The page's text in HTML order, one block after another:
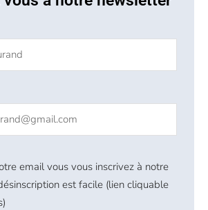
email vous vous inscrivez à notre
est facile (lien cliquable